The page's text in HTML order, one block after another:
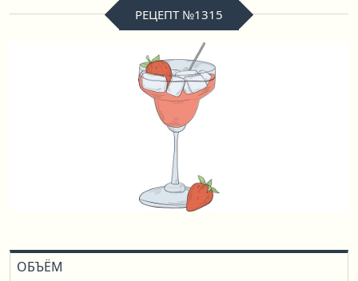
РЕЦЕПТ №1315
ОБЪЁМ